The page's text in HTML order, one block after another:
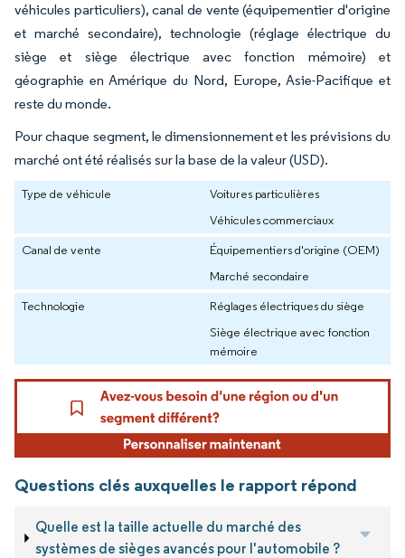
véhicules particuliers), canal de vente (équipementier d'origine
et marché secondaire), technologie (réglage électrique du
siège et siège électrique avec fonction mémoire) et
géographie en Amérique du Nord, Europe, Asie-Pacifique et
reste du monde.
Pour chaque segment, le dimensionnement et les prévisions du
marché ont été réalisés sur la base de la valeur (USD).
Type de véhicule
Voitures particulières
Véhicules commerciaux
Canal de vente
Équipementiers d'origine (OEM)
Marché secondaire
Technologie
Réglages électriques du siège
Siège électrique avec fonction
mémoire
Questions clés auxquelles le rapport répond
Quelle est la taille actuelle du marché des
systèmes de sièges avancés pour l'automobile ?